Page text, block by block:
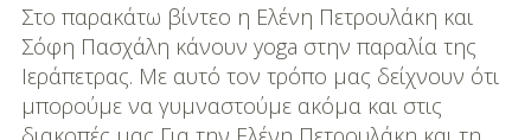
Στο παρακάτω βίντεο η Ελένη Πετρουλάκη και
Σόφη Πασχάλη κάνουν yoga στην παραλία της
Ιεράπετρας. Με αυτό τον τρόπο μας δείχνουν ότι
μπορούμε να γυμναστούμε ακόμα και στις